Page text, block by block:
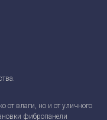
от влаги, но и от уличного
фибропанели